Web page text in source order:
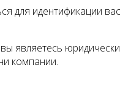
для идентификации
являетесь
компании.